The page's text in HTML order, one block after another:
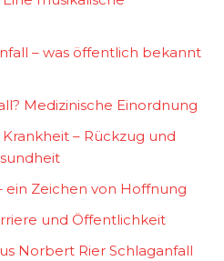
– was öffentlich bekannt
Medizinische Einordnung
– Rückzug und
ein Zeichen von Hoffnung
und Öffentlichkeit
Norbert Rier Schlaganfall